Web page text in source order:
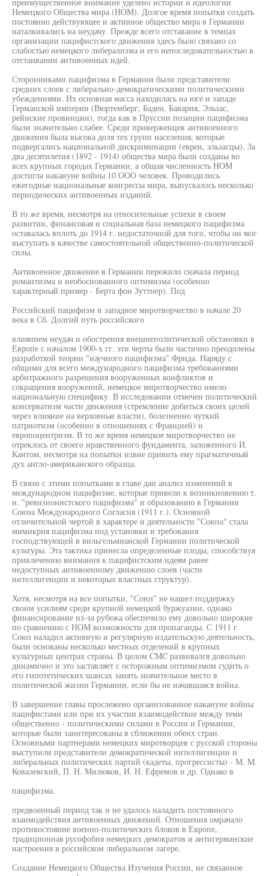
Немецкого Общества мира (НОМ). Долгое время попытки создать
постоянно действующее и активное общество мира в Германии
наталкивались на неудачу. Прежде всего отставание в темпах
организации пацифистского движения здесь было связано со
слабостью немецкого либерализма и его непоследовательностью в
отстаивании антивоенных идей.
Сторонниками пацифизма в Германии были представители
средних слоев с либерально-демократическими политическими
убеждениями. Их основная масса находилась на юге и западе
Германской империи (Вюртемберг, Баден, Бавария, Эльзас,
рейнские провинции), тогда как в Пруссии позиции пацифизма
были значительно слабее. Среди приверженцев антивоенного
движения была высока доля тех групп населения, которые
подвергались национальной дискриминации (евреи, эльзасцы). За
два десятилетия (1892 - 1914) общества мира были созданы во
всех крупных городах Германии, а общая численность НОМ
достигла накануне войны 10 ООО человек. Проводились
ежегодные национальные конгрессы мира, выпускалось несколько
периодических антивоенных изданий.
В то же время, несмотря на относительные успехи в своем
развитии, финансовая и социальная база немецкого пацифизма
оставалась вплоть до 1914 г. недостаточной для того, чтобы он мог
выступать в качестве самостоятельной общественно-политической
силы.
Антивоенное движение в Германии пережило сначала период
романтизма и необоснованного оптимизма (особенно
характерный пример - Берта фон Зуттнер). Под
Российский пацифизм и западное миротворчество в начале 20
века в Сб. Долгий путь российского
влиянием неудач и обострения внешнеполитической обстановки в
Европе с началом 1900-х гг. эти черты были частично преодолены
разработкой теории "научного пацифизма" Фрида. Наряду с
общими для всего международного пацифизма требованиями
арбитражного разрешения вооруженных конфликтов и
сокращения вооружений, немецкое миротворчество имело
национальную специфику. В исследовании отмечен политический
консерватизм части движения (стремление добиться своих целей
через влияние на верховные власти), болезненно чуткий
патриотизм (особенно в отношениях с Францией) и
европоцентризм. В то же время немецкое миротворчество не
отреклось от своего нравственного фундамента, заложенного И.
Кантом, несмотря на попытки извне привить ему прагматичный
дух англо-американского образца.
В связи с этими попытками в главе дан анализ изменений в
международном пацифизме, которые привели к возникновению т.
н. "ревизионистского пацифизма" и образованию в Германии
Союза Международного Согласия (1911 г.). Основной
отличительной чертой в характере и деятельности "Союза" стала
мимикрия пацифизма под установки и требования
господствующей в вильгельмианской Германии политической
культуры. Эта тактика принесла определенные плоды, способствуя
привлечению внимания к пацифистским идеям ранее
недоступных антивоенному движению слоев (части
интеллигенции и некоторых властных структур).
Хотя, несмотря на все попытки, "Союз" не нашел поддержку
своим усилиям среди крупной немецкой буржуазии, однако
финансирование из-за рубежа обеспечило ему довольно широкие
по сравнению с НОМ возможности для пропаганды. С 1911 г.
Союз наладил активную и регулярную издательскую деятельность,
были основаны несколько местных отделений в крупных
культурных центрах страны. В целом CMC развивался довольно
динамично и это заставляет с осторожным оптимизмом судить о
его гипотетических шансах занять значительное место в
политической жизни Германии, если бы не начавшаяся война.
В завершение главы прослежено организованное накануне войны
пацифистами или при их участии взаимодействие между теми
общественно - политическими силами в России и Германии,
которые были заинтересованы в сближении обеих стран.
Основными партнерами немецких миротворцев с русской стороны
выступили представители демократической интеллигенции и
либеральных политических партий (кадеты, прогрессисты) - М. М.
Ковалевский, П. Н. Милюков, И. Н. Ефремов и др. Однако в
пацифизма.
предвоенный период так и не удалось наладить постоянного
взаимодействия антивоенных движений. Отношения омрачало
противостояние военно-политических блоков в Европе,
традиционная русофобия немецких демократов и антигерманские
настроения в российском либеральном лагере.
Создание Немецкого Общества Изучения России, не связанное